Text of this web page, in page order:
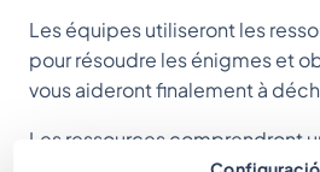
Les équipes utiliseront les
pour résoudre les énigmes et
vous aideront finalement à
Les ressources comprendront